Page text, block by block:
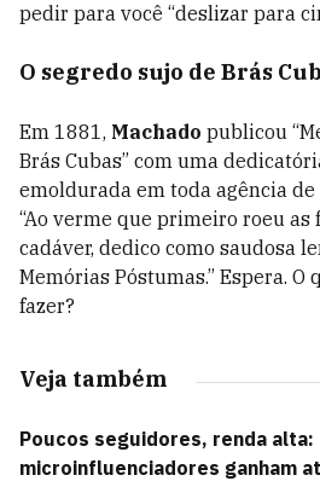
pedir para você “deslizar para
O segredo sujo de Brás
Em 1881, Machado publicou
Brás Cubas” com uma
emoldurada em toda agência
“Ao verme que primeiro roeu as
cadáver, dedico como saudosa
Memórias Póstumas.” Espera. O
fazer?
Veja também
Poucos seguidores, renda alta:
microinfluenciadores ganham